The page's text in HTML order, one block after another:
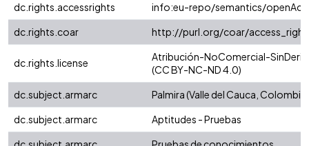
dc.rights.accessrights
info:eu-repo/semantics/
dc.rights.coar
http://purl.org/coar/
dc.rights.license
Atribución-NoComercial-
(CC BY-NC-ND 4.0)
dc.subject.armarc
Palmira (Valle del Cauca, Colombia)
dc.subject.armarc
Aptitudes - Pruebas